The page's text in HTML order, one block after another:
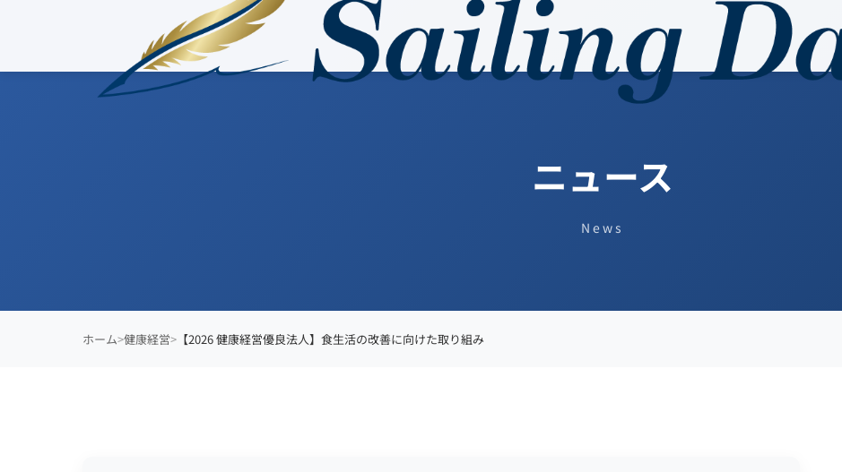
ニュース
News
ホーム 健康経営 【2026 健康経営優良法人】食生活の改善に向けた取り組み